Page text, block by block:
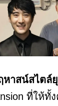
หาสน์สไตล์
ที่ใ